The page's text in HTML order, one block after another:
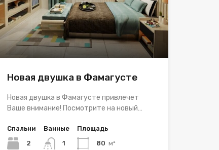
Новая двушка в Фамагусте
Новая двушка в Фамагусте привлечет
Ваше внимание! Посмотрите на новый…
Спальни
2
Ванные
1
Площадь
80 м²